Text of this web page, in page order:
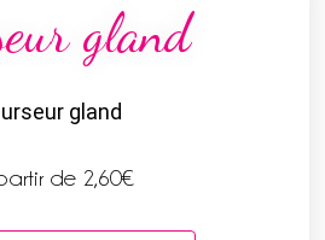
gland
gland
de 2,60€